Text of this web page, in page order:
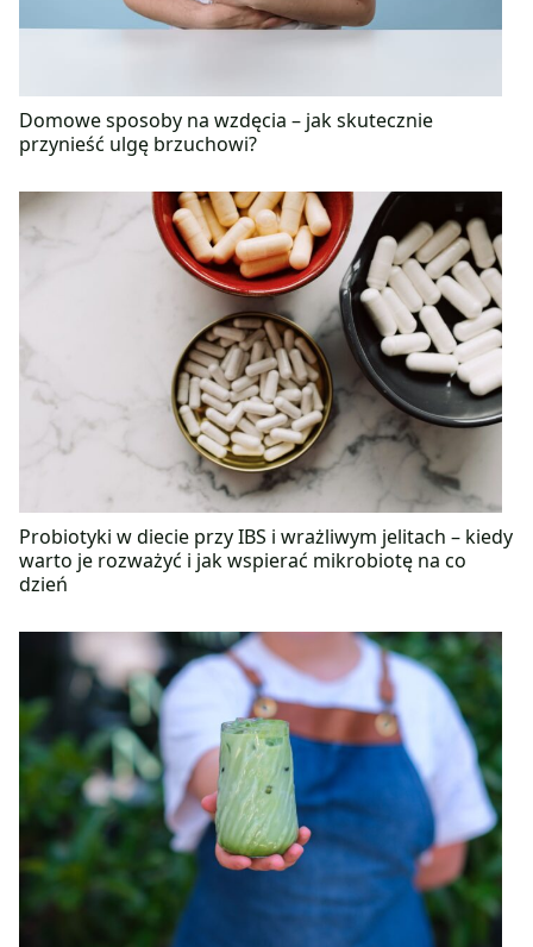
Domowe sposoby na wzdęcia – jak skutecznie
przynieść ulgę brzuchowi?
Probiotyki w diecie przy IBS i wrażliwym jelitach – kiedy
warto je rozważyć i jak wspierać mikrobiotę na co
dzień